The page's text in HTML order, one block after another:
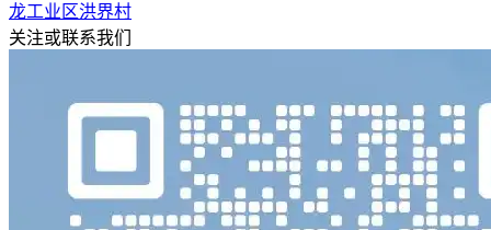
龙工业区洪界村
关注或联系我们